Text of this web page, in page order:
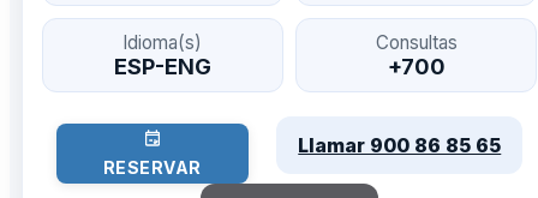
Idioma(s)
ESP-ENG
Consultas
+700
RESERVAR
Llamar 900 86 85 65